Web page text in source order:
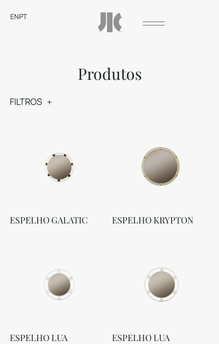
ENPT
Produtos
FILTROS
ESPELHO GALATIC ESPELHO KRYPTON
ESPELHO LUA ESPELHO LUA